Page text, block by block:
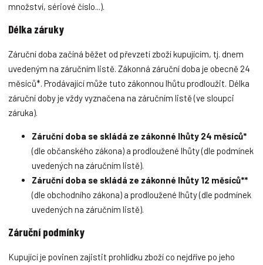
množství, sériové číslo...).
Délka záruky
Záruční doba začíná běžet od převzetí zboží kupujícím, tj. dnem
uvedeným na záručním listě. Zákonná záruční doba je obecně 24
měsíců*. Prodávající může tuto zákonnou lhůtu prodloužit. Délka
záruční doby je vždy vyznačena na záručním listě (ve sloupci
záruka).
Záruční doba se skládá ze zákonné lhůty 24 měsíců*
(dle občanského zákona) a prodloužené lhůty (dle podmínek
uvedených na záručním listě).
Záruční doba se skládá ze zákonné lhůty 12 měsíců**
(dle obchodního zákona) a prodloužené lhůty (dle podmínek
uvedených na záručním listě).
Záruční podmínky
Kupující je povinen zajistit prohlídku zboží co nejdříve po jeho